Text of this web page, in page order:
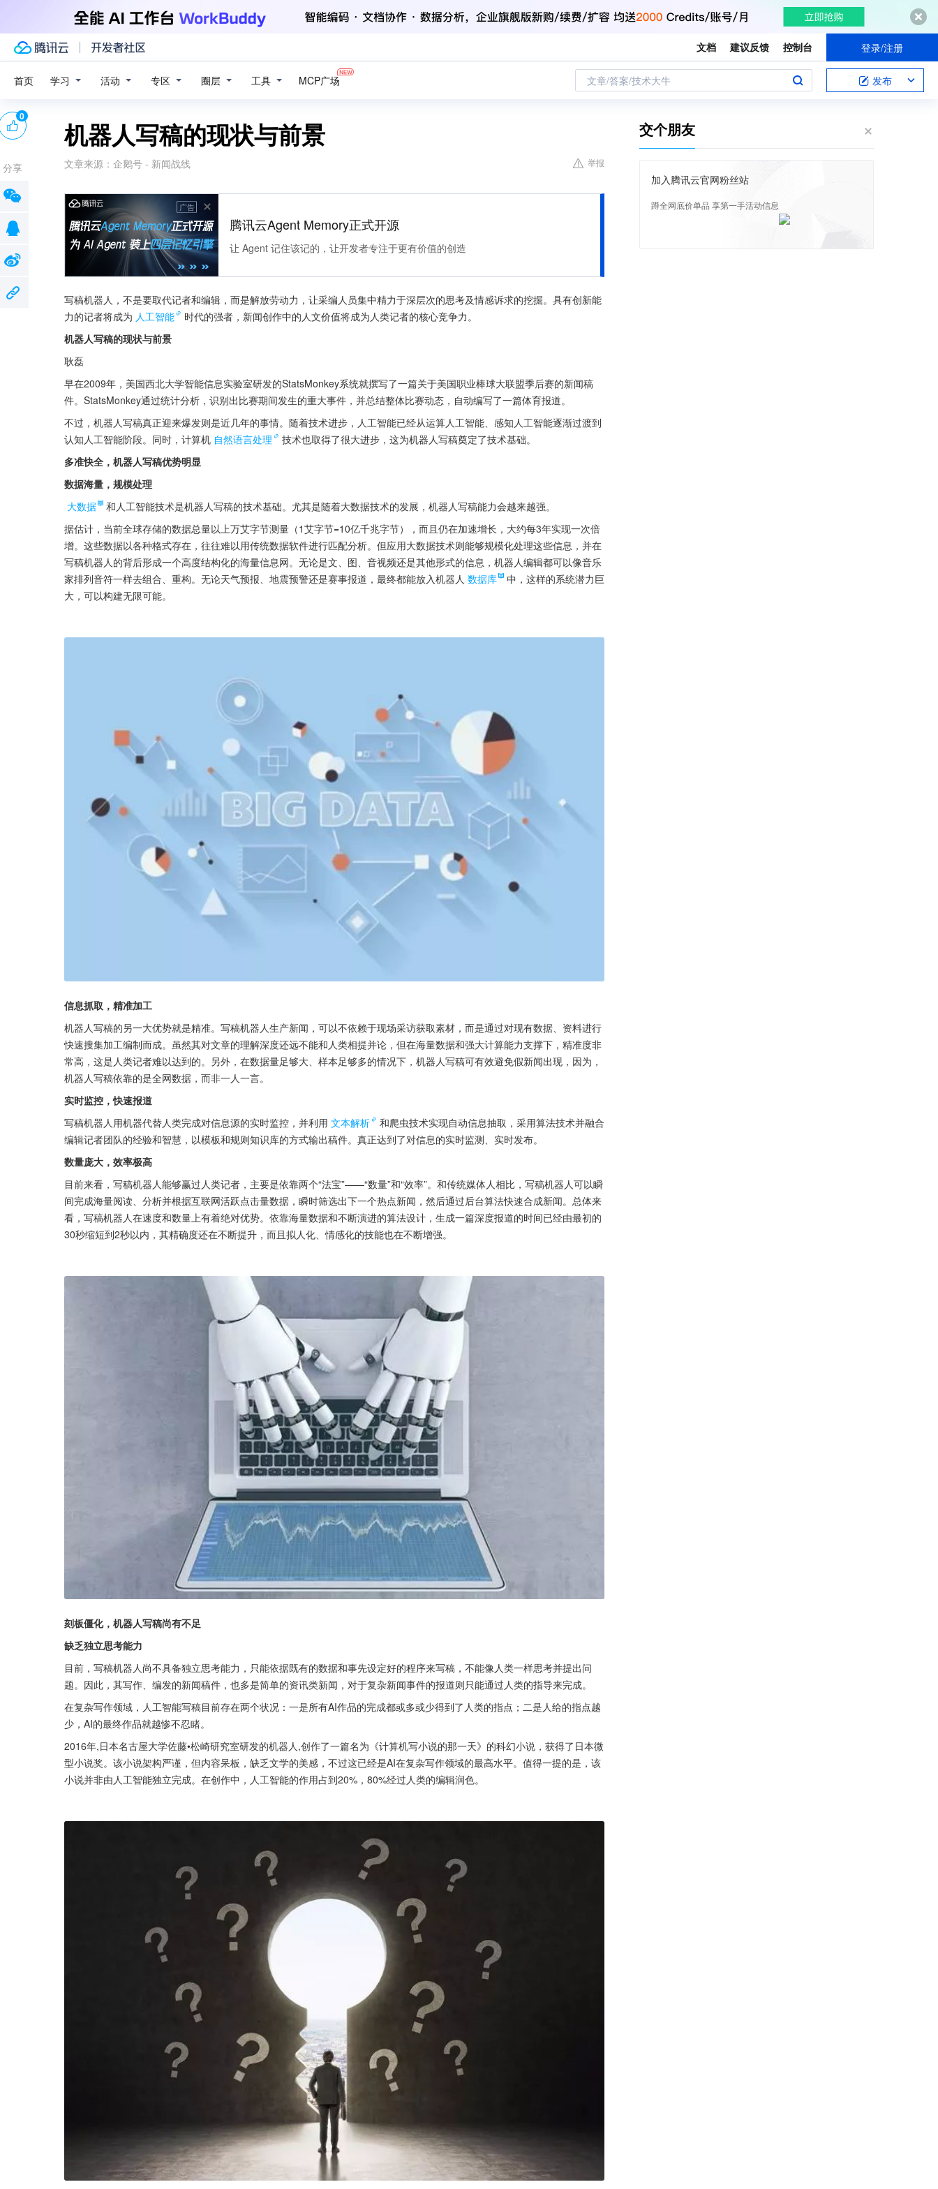
文档 建议反馈 控制台 登录/注册
首页 学习 活动 专区 圈层 工具 MCP广场 文章/答案/技术大牛 发布
机器人写稿的现状与前景
文章来源： 企鹅号 - 新闻战线 举报
广告
腾讯云Agent Memory正式开源
让 Agent 记住该记的，让开发者专注于更有价值的创造
写稿机器人，不是要取代记者和编辑，而是解放劳动力，让采编人员集中精力于深层次的思考及情感诉求的挖掘。具有创新能
力的记者将成为 人工智能
时代的强者，新闻创作中的人文价值将成为人类记者的核心竞争力。
机器人写稿的现状与前景
耿磊
早在2009年，美国西北大学智能信息实验室研发的StatsMonkey系统就撰写了一篇关于美国职业棒球大联盟季后赛的新闻稿
件。StatsMonkey通过统计分析，识别出比赛期间发生的重大事件，并总结整体比赛动态，自动编写了一篇体育报道。
不过，机器人写稿真正迎来爆发则是近几年的事情。随着技术进步，人工智能已经从运算人工智能、感知人工智能逐渐过渡到
认知人工智能阶段。同时，计算机 自然语言处理
技术也取得了很大进步，这为机器人写稿奠定了技术基础。
多准快全，机器人写稿优势明显
数据海量，规模处理
大数据
和人工智能技术是机器人写稿的技术基础。尤其是随着大数据技术的发展，机器人写稿能力会越来越强。
据估计，当前全球存储的数据总量以上万艾字节测量（1艾字节=10亿千兆字节），而且仍在加速增长，大约每3年实现一次倍
增。这些数据以各种格式存在，往往难以用传统数据软件进行匹配分析。但应用大数据技术则能够规模化处理这些信息，并在
写稿机器人的背后形成一个高度结构化的海量信息网。无论是文、图、音视频还是其他形式的信息，机器人编辑都可以像音乐
家排列音符一样去组合、重构。无论天气预报、地震预警还是赛事报道，最终都能放入机器人 数据库
中，这样的系统潜力巨
大，可以构建无限可能。
信息抓取，精准加工
机器人写稿的另一大优势就是精准。写稿机器人生产新闻，可以不依赖于现场采访获取素材，而是通过对现有数据、资料进行
快速搜集加工编制而成。虽然其对文章的理解深度还远不能和人类相提并论，但在海量数据和强大计算能力支撑下，精准度非
常高，这是人类记者难以达到的。另外，在数据量足够大、样本足够多的情况下，机器人写稿可有效避免假新闻出现，因为，
机器人写稿依靠的是全网数据，而非一人一言。
实时监控，快速报道
写稿机器人用机器代替人类完成对信息源的实时监控，并利用 文本解析
和爬虫技术实现自动信息抽取，采用算法技术并融合
编辑记者团队的经验和智慧，以模板和规则知识库的方式输出稿件。真正达到了对信息的实时监测、实时发布。
数量庞大，效率极高
目前来看，写稿机器人能够赢过人类记者，主要是依靠两个“法宝”——“数量”和“效率”。和传统媒体人相比，写稿机器人可以瞬
间完成海量阅读、分析并根据互联网活跃点击量数据，瞬时筛选出下一个热点新闻，然后通过后台算法快速合成新闻。总体来
看，写稿机器人在速度和数量上有着绝对优势。依靠海量数据和不断演进的算法设计，生成一篇深度报道的时间已经由最初的
30秒缩短到2秒以内，其精确度还在不断提升，而且拟人化、情感化的技能也在不断增强。
刻板僵化，机器人写稿尚有不足
缺乏独立思考能力
目前，写稿机器人尚不具备独立思考能力，只能依据既有的数据和事先设定好的程序来写稿，不能像人类一样思考并提出问
题。因此，其写作、编发的新闻稿件，也多是简单的资讯类新闻，对于复杂新闻事件的报道则只能通过人类的指导来完成。
在复杂写作领域，人工智能写稿目前存在两个状况：一是所有AI作品的完成都或多或少得到了人类的指点；二是人给的指点越
少，AI的最终作品就越惨不忍睹。
2016年,日本名古屋大学佐藤•松崎研究室研发的机器人,创作了一篇名为《计算机写小说的那一天》的科幻小说，获得了日本微
型小说奖。该小说架构严谨，但内容呆板，缺乏文学的美感，不过这已经是AI在复杂写作领域的最高水平。值得一提的是，该
小说并非由人工智能独立完成。在创作中，人工智能的作用占到20%，80%经过人类的编辑润色。
0
分享
交个朋友
加入腾讯云官网粉丝站
蹲全网底价单品 享第一手活动信息